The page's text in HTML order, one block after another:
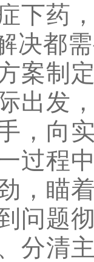
下药
决都
案制
出发
，向
过程
，瞄
问题
分清